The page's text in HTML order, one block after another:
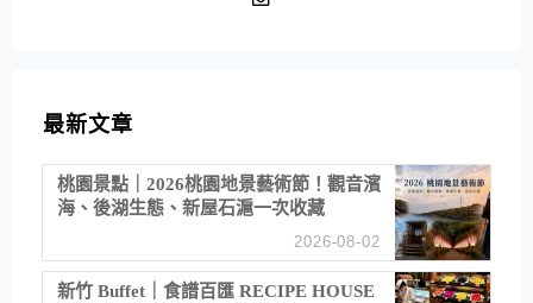
最新文章
桃園景點｜2026桃園地景藝術節！觀音濱
海、後湖生態、新屋石滬一次收藏
2026-08-02
新竹 Buffet｜食譜百匯 RECIPE HOUSE